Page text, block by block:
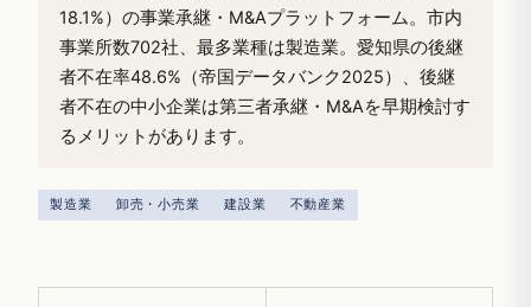
18.1%）の事業承継・M&Aプラットフォーム。市内
事業所数702社、最多業種は製造業。愛知県の後継
者不在率48.6%（帝国データバンク2025）、後継
者不在の中小企業は第三者承継・M&Aを早期検討す
るメリットがあります。
製造業 卸売・小売業 建設業 不動産業